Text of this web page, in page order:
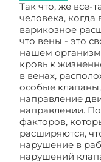
Так что, же все-
человека, когда
варикозное
что вены - это
нашем
кровь к
в венах,
особые
направление
направлении.
факторов,
расширяются,
нарушение в
нарушений